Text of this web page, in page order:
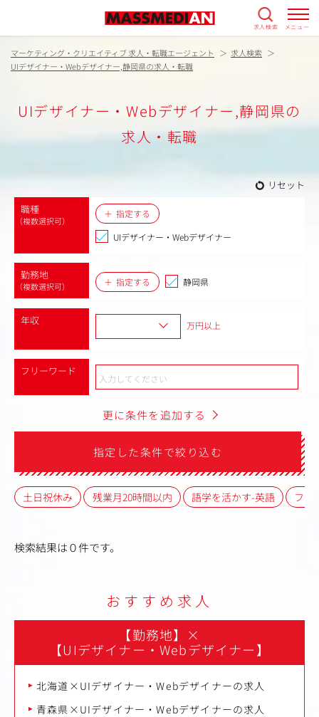
求人検索 メニュー
マーケティング・クリエイティブ 求人・転職エージェント
求人検索
UIデザイナー・Webデザイナー,静岡県の求人・転職
UIデザイナー・Webデザイナー,静岡県の
求人・転職
リセット
職種
（複数選択可）
指定する
UIデザイナー・Webデザイナー
勤務地
（複数選択可） 指定する 静岡県
年収 万円以上
フリーワード
更に条件を追加する
指定した条件で絞り込む
土日祝休み 残業月20時間以内 語学を活かす-英語 フレ
検索結果は０件です。
おすすめ求人
【勤務地】
×
【UIデザイナー・Webデザイナー】
北海道×UIデザイナー・Webデザイナーの求人
青森県×UIデザイナー・Webデザイナーの求人